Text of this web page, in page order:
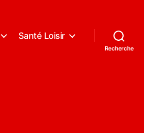
Santé Loisir
Recherche